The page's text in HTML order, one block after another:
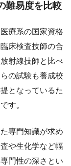
難易度を比較
療系の国家資格
床検査技師の合
射線技師と比べ
の試験も養成校
となっているた
す。
専門知識が求め
や生化学など幅
門性の深さとい